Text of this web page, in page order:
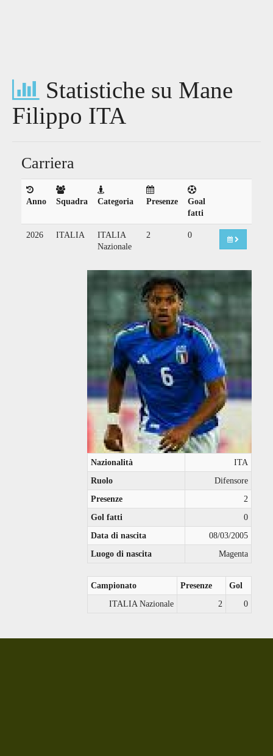
Statistiche su Mane
Filippo ITA
Carriera
Anno Squadra Categoria Presenze
Goal
fatti
2026 ITALIA
ITALIA
Nazionale
2 0
Nazionalità
ITA
Ruolo
Difensore
Presenze
2
Gol fatti
0
Data di nascita
08/03/2005
Luogo di nascita
Magenta
Campionato Presenze
Gol
ITALIA Nazionale
2 0